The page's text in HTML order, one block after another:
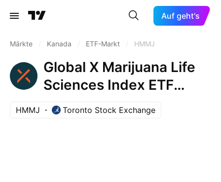
Auf geht's
Märkte Kanada ETF-Markt HMMJ
Global X Marijuana Life
Sciences Index ETF
Trust Units A
HMMJ Toronto Stock Exchange